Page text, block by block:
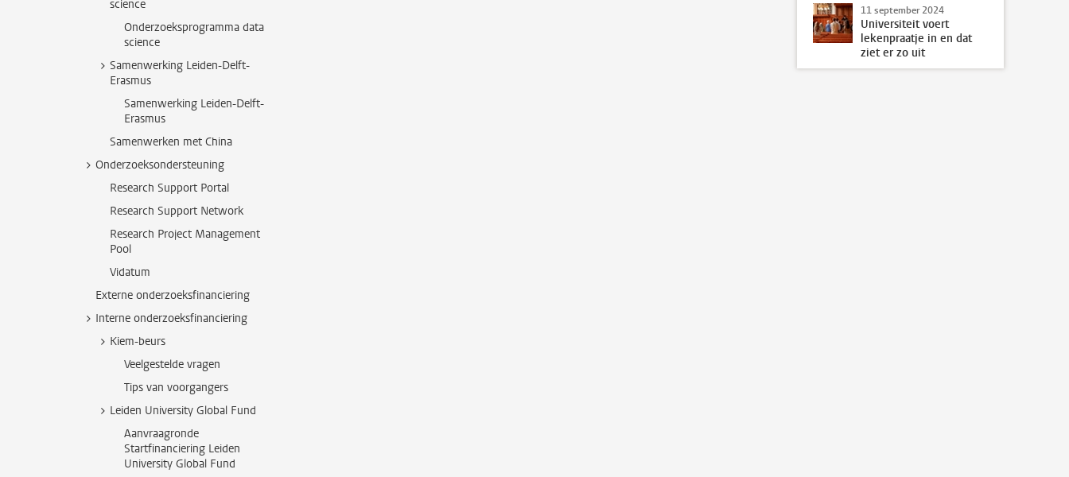
science
Onderzoeksprogramma data
science
Samenwerking Leiden-Delft-
Erasmus
Samenwerking Leiden-Delft-
Erasmus
Samenwerken met China
Onderzoeksondersteuning
Research Support Portal
Research Support Network
Research Project Management
Pool
Vidatum
Externe onderzoeksfinanciering
Interne onderzoeksfinanciering
Kiem-beurs
Veelgestelde vragen
Tips van voorgangers
Leiden University Global Fund
Aanvraagronde
Startfinanciering Leiden
University Global Fund
11 september 2024
Universiteit voert
lekenpraatje in en dat
ziet er zo uit